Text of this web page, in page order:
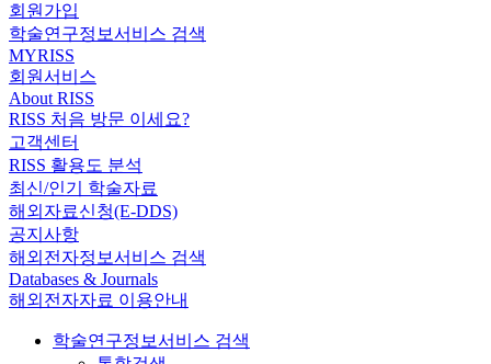
회원가입
학술연구정보서비스 검색
MYRISS
회원서비스
About RISS
RISS 처음 방문 이세요?
고객센터
RISS 활용도 분석
최신/인기 학술자료
해외자료신청(E-DDS)
공지사항
해외전자정보서비스 검색
Databases & Journals
해외전자자료 이용안내
학술연구정보서비스 검색